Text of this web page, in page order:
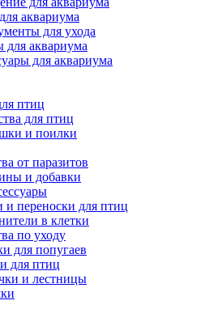
аквариума
для ухода
для аквариума
для аквариума
птиц
для птиц
и поилки
от паразитов
и добавки
и переноски для птиц
в клетки
по уходу
для попугаев
для птиц
и лестницы